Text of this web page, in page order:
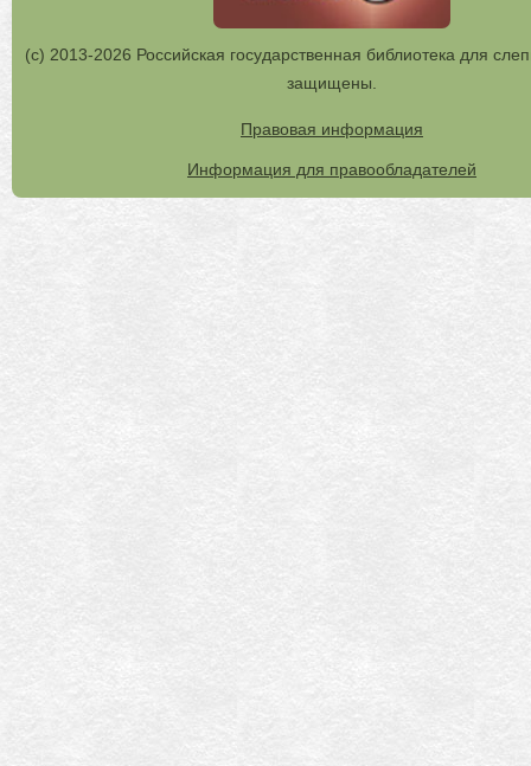
(с) 2013-2026 Российская государственная библиотека для
защищены.
Правовая информация
Информация для правообладателей